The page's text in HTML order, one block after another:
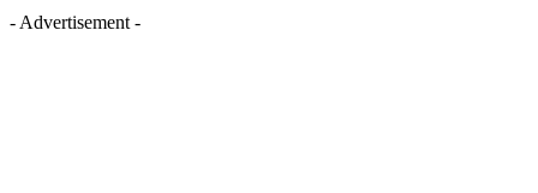
- Advertisement -